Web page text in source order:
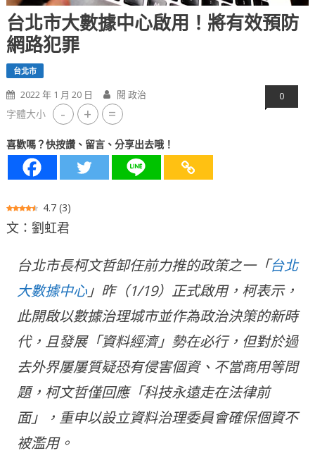
台北市大數據中心啟用！將有效預防
網路犯罪
台北市
2022 年 1 月 20 日 閱 政治 0
字體大小 - + =
喜歡嗎？快按讚、留言、分享出去哦！
4.7 (3)
文：劉虹君
台北市長柯文哲卸任前力推的政策之一「台北
大數據中心」昨（1/19）正式啟用，柯表示，
此開啟以數據治理城市並作為政治決策的新時
代，且發展「資料經濟」勢在必行，但對於過
去外界屢屢質疑恐有侵害個資、不當商用等問
題，柯文哲僅回應「科技永遠走在法律前
面」，重申以設立資料治理委員會確保個資不
被濫用。